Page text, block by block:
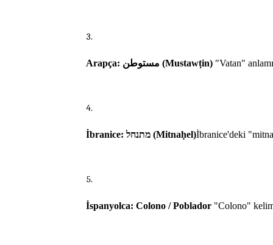
Arapça: مستوطن (Mustawṭin)
İbranice: מתנחל (Mitnaḥel)
İspanyolca: Colono / Poblador "Colono"